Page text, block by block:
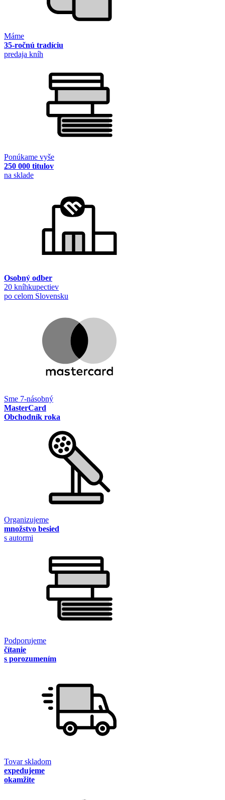
Máme
35-ročnú tradíciu
predaja kníh
Ponúkame vyše
250 000 titulov
na sklade
Osobný odber
20 kníhkupectiev
po celom Slovensku
Sme 7-násobný
MasterCard
Obchodník roka
Organizujeme
množstvo besied
s autormi
Podporujeme
čítanie
s porozumením
Tovar skladom
expedujeme
okamžite